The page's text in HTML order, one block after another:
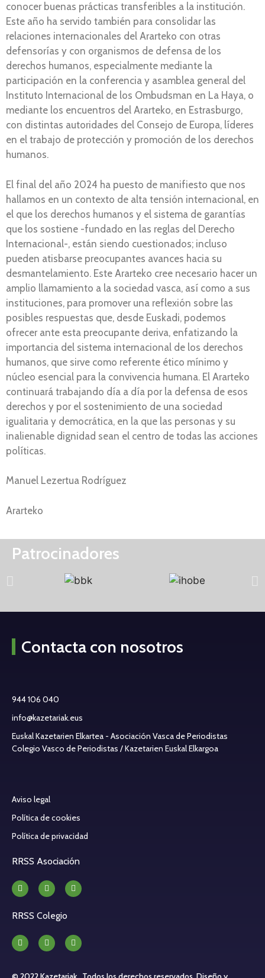
conocer buenas prácticas transferibles a la institución.
Este año ha servido también para consolidar las
relaciones internacionales del Ararteko con otras
defensorías y con organismos de defensa de los
derechos humanos, especialmente mediante la
participación en la conferencia y asamblea general del
Instituto Internacional de los Ombudsman en La Haya, o
mediante los encuentros del Ararteko, en Estrasburgo,
con distintas autoridades del Consejo de Europa, líderes
en el trabajo de protección y promoción de los derechos
humanos.
El final del año 2024 ha puesto de manifiesto que nos
hallamos en un contexto de alta tensión internacional, en
el que los derechos humanos y el sistema de garantías
que los sostiene -fundado en las reglas del Derecho
Internacional-, están siendo cuestionados; incluso
pueden atisbarse preocupantes avances hacia su
desmantelamiento. Este Ararteko cree necesario hacer un
amplio llamamiento a la sociedad vasca, así como a sus
instituciones, para promover una reflexión sobre las
posibles respuestas que, desde Euskadi, podemos
ofrecer ante esta preocupante deriva, enfatizando la
importancia del sistema internacional de los derechos
humanos, que sirve como referente ético mínimo y
núcleo esencial para la convivencia humana. El Ararteko
continuará trabajando día a día por la defensa de esos
derechos y por el sostenimiento de una sociedad
igualitaria y democrática, en la que las personas y su
inalienable dignidad sean el centro de todas las acciones
políticas.
Manuel Lezertua Rodríguez
Ararteko
Patrocinadores
Contacta con nosotros
944 106 040
info@kazetariak.eus
Euskal Kazetarien Elkartea - Asociación Vasca de Periodistas
Colegio Vasco de Periodistas / Kazetarien Euskal Elkargoa
Aviso legal
Política de cookies
Política de privacidad
RRSS Asociación
RRSS Colegio